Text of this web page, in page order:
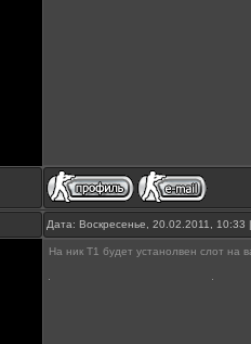
Дата: Воскресенье, 20.02.2011,
На ник T1 будет устанолвен слот на